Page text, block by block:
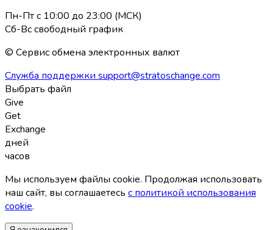
Пн-Пт с 10:00 до 23:00 (МСК)
Сб-Вс свободный график
© Сервис обмена электронных валют
Служба поддержки support@stratoschange.com
Выбрать файл
Give
Get
Exchange
дней
часов
Мы используем файлы coоkie. Продолжая использовать
наш сайт, вы соглашаетесь с политикой использования
coоkie.